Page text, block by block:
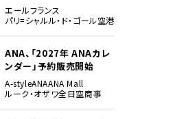
エールフランス
パリ=シャルル・ド・ゴール空港
ANA、「2027年 ANAカレ
ンダー」予約販売開始
A-styleANAANA Mall
ルーク・オザワ全日空商事